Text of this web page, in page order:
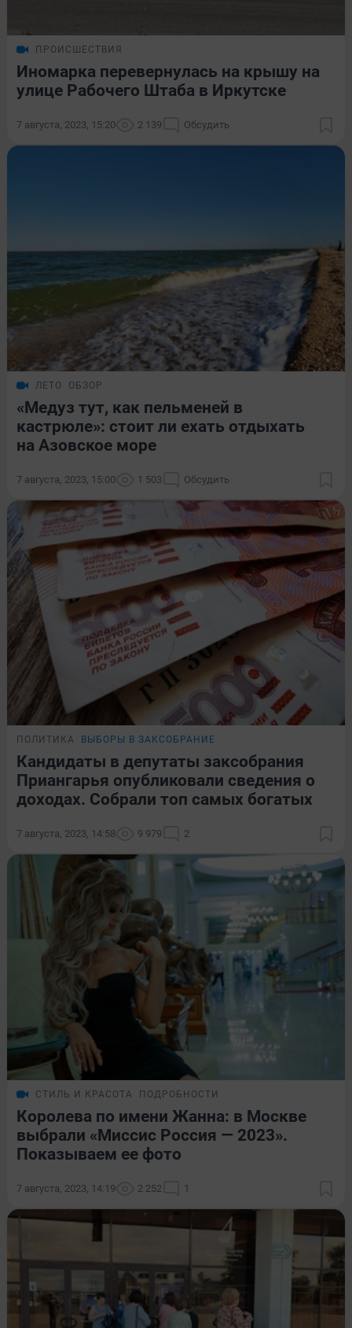
ПРОИСШЕСТВИЯ
Иномарка перевернулась на крышу на
улице Рабочего Штаба в Иркутске
7 августа, 2023, 15:20 2 139 Обсудить
ЛЕТО ОБЗОР
«Мeдуз тут, кaк пельменей в
кастрюле»: стоит ли ехать отдыхать
на Азовское море
7 августа, 2023, 15:00 1 503 Обсудить
ПОЛИТИКА ВЫБОРЫ В ЗАКСОБРАНИЕ
Кандидаты в депутаты заксобрания
Приангарья опубликовали сведения о
доходах. Собрали топ самых богатых
7 августа, 2023, 14:58 9 979 2
СТИЛЬ И КРАСОТА ПОДРОБНОСТИ
Королева по имени Жанна: в Москве
выбрали «Миссис Россия — 2023».
Показываем ее фото
7 августа, 2023, 14:19 2 252 1